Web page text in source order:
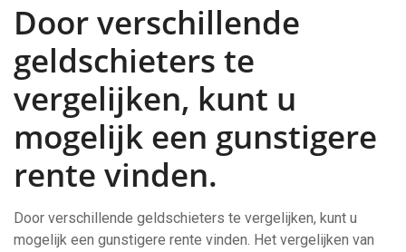
Door verschillende
geldschieters te
vergelijken, kunt u
mogelijk een gunstigere
rente vinden.
Door verschillende geldschieters te vergelijken, kunt u
mogelijk een gunstigere rente vinden. Het vergelijken van